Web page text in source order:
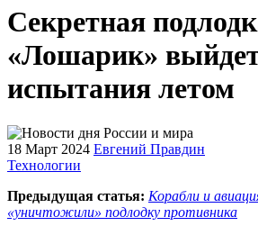
Секретная
«Лошарик»
испытания летом
18 Март 2024 Евгений Правдин
Технологии
Предыдущая статья: Корабли и
«уничтожили» подлодку противника